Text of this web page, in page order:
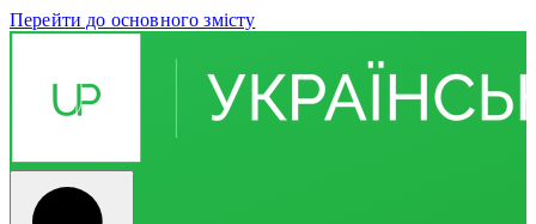
Перейти до основного змісту